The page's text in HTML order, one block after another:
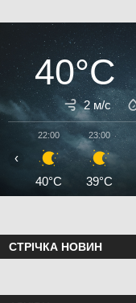
40°C
2 м/с
22:00
40°C
23:00
39°C
‹
СТРІЧКА НОВИН